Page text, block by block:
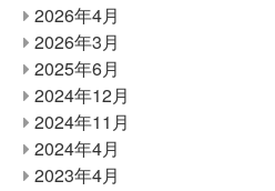
2026年4月
2026年3月
2025年6月
2024年12月
2024年11月
2024年4月
2023年4月